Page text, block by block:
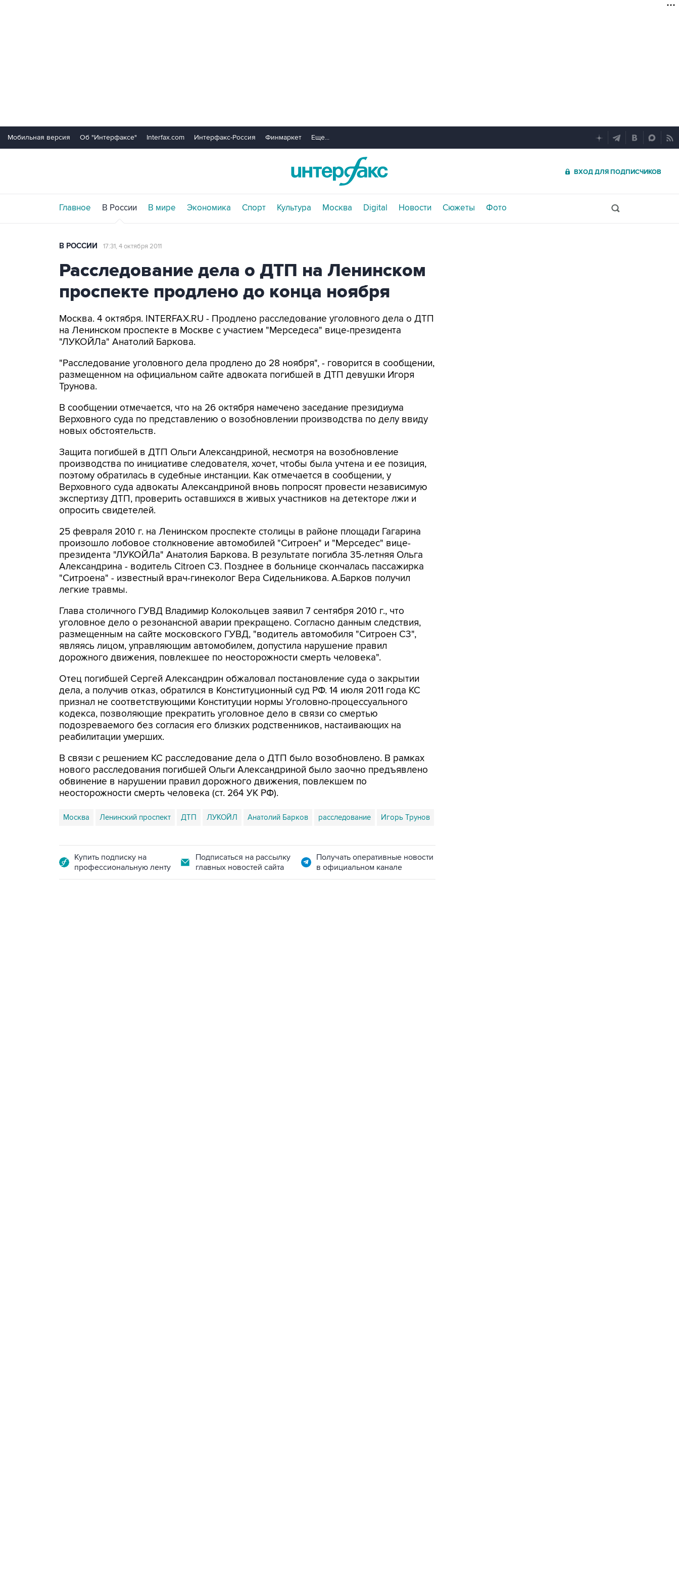
Мобильная версия Об "Интерфаксе" Interfax.com Интерфакс-Россия Финмаркет Еще...
ВХОД ДЛЯ ПОДПИСЧИКОВ
Главное В России В мире Экономика Спорт Культура Москва Digital Новости Сюжеты Фото
В РОССИИ 17:31, 4 октября 2011
Расследование дела о ДТП на Ленинском
проспекте продлено до конца ноября
Москва. 4 октября. INTERFAX.RU - Продлено расследование уголовного дела о ДТП
на Ленинском проспекте в Москве с участием "Мерседеса" вице-президента
"ЛУКОЙЛа" Анатолий Баркова.
"Расследование уголовного дела продлено до 28 ноября", - говорится в сообщении,
размещенном на официальном сайте адвоката погибшей в ДТП девушки Игоря
Трунова.
В сообщении отмечается, что на 26 октября намечено заседание президиума
Верховного суда по представлению о возобновлении производства по делу ввиду
новых обстоятельств.
Защита погибшей в ДТП Ольги Александриной, несмотря на возобновление
производства по инициативе следователя, хочет, чтобы была учтена и ее позиция,
поэтому обратилась в судебные инстанции. Как отмечается в сообщении, у
Верховного суда адвокаты Александриной вновь попросят провести независимую
экспертизу ДТП, проверить оставшихся в живых участников на детекторе лжи и
опросить свидетелей.
25 февраля 2010 г. на Ленинском проспекте столицы в районе площади Гагарина
произошло лобовое столкновение автомобилей "Ситроен" и "Мерседес" вице-
президента "ЛУКОЙЛа" Анатолия Баркова. В результате погибла 35-летняя Ольга
Александрина - водитель Citroen C3. Позднее в больнице скончалась пассажирка
"Ситроена" - известный врач-гинеколог Вера Сидельникова. А.Барков получил
легкие травмы.
Глава столичного ГУВД Владимир Колокольцев заявил 7 сентября 2010 г., что
уголовное дело о резонансной аварии прекращено. Согласно данным следствия,
размещенным на сайте московского ГУВД, "водитель автомобиля "Ситроен С3",
являясь лицом, управляющим автомобилем, допустила нарушение правил
дорожного движения, повлекшее по неосторожности смерть человека".
Отец погибшей Сергей Александрин обжаловал постановление суда о закрытии
дела, а получив отказ, обратился в Конституционный суд РФ. 14 июля 2011 года КС
признал не соответствующими Конституции нормы Уголовно-процессуального
кодекса, позволяющие прекратить уголовное дело в связи со смертью
подозреваемого без согласия его близких родственников, настаивающих на
реабилитации умерших.
В связи с решением КС расследование дела о ДТП было возобновлено. В рамках
нового расследования погибшей Ольги Александриной было заочно предъявлено
обвинение в нарушении правил дорожного движения, повлекшем по
неосторожности смерть человека (ст. 264 УК РФ).
Москва Ленинский проспект ДТП ЛУКОЙЛ Анатолий Барков расследование Игорь Трунов
Купить подписку на
профессиональную ленту
Подписаться на рассылку
главных новостей сайта
Получать оперативные новости
в официальном канале